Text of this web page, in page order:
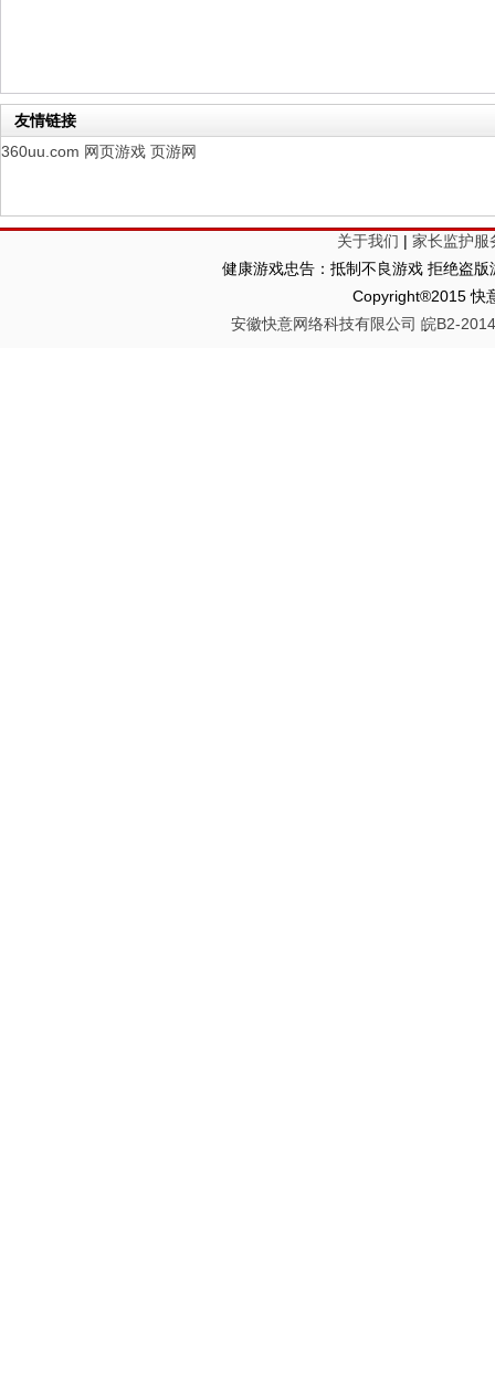
友情链接
360uu.com 网页游戏 页游网
关于我们 | 家长监护服
健康游戏忠告：抵制不良游戏 拒绝盗
Copyright®2015 快
安徽快意网络科技有限公司 皖B2-